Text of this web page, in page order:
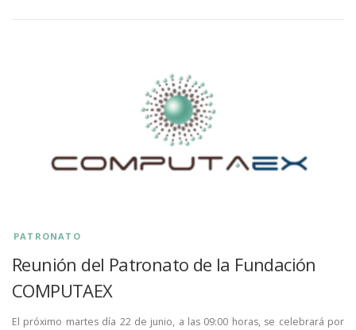
PATRONATO
Reunión del Patronato de la Fundación
COMPUTAEX
El próximo martes día 22 de junio, a las 09:00 horas, se celebrará por